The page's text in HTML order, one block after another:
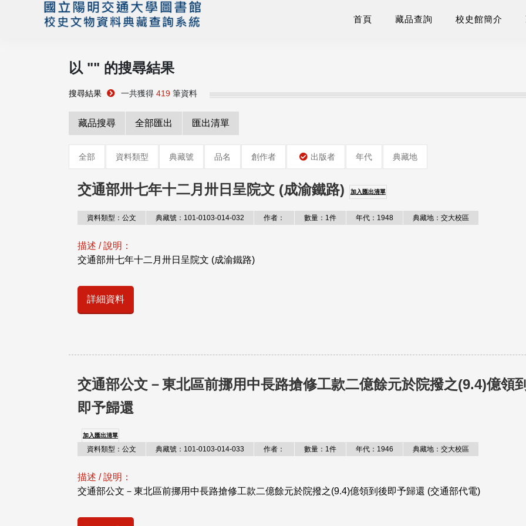
首頁 藏品查詢 校史館簡介
以 "" 的搜尋結果
搜尋結果 一共獲得 419 筆資料
藏品搜尋 全部匯出 匯出清單
全部 資料類型 典藏號 品名 創作者 出版者 年代 典藏地
交通部卅七年十二月卅日呈院文 (成渝鐵路) 加入匯出清單
資料類型：公文 典藏號：101-0103-014-032 作者： 數量：1件 年代：1948 典藏地：交大校區
描述 / 說明：
交通部卅七年十二月卅日呈院文 (成渝鐵路)
詳細資料
交通部公文－東北區前挪用中長路搶修工款二億餘元於院撥之(9.4)億領
即予歸還
加入匯出清單
資料類型：公文 典藏號：101-0103-014-033 作者： 數量：1件 年代：1946 典藏地：交大校區
描述 / 說明：
交通部公文－東北區前挪用中長路搶修工款二億餘元於院撥之(9.4)億領到後即予歸還 (交通部代電)